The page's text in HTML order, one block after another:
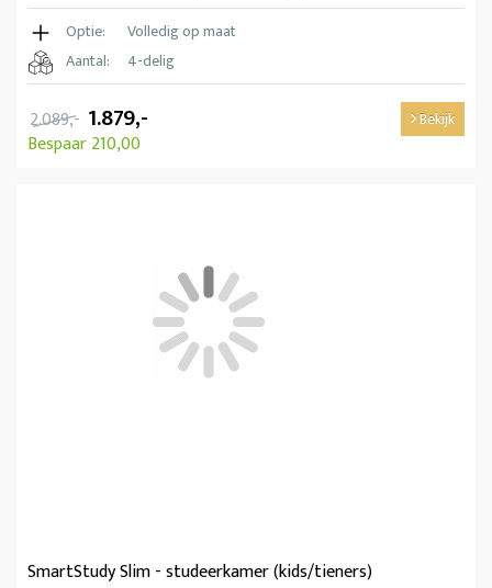
Optie:
Volledig op maat
Aantal:
4-delig
2.089,- 1.879,-
Bespaar 210,00
Bekijk
SmartStudy Slim - studeerkamer (kids/tieners)